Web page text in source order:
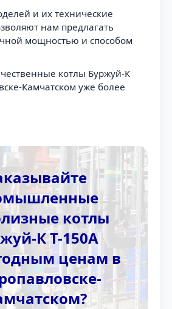
и их технические
нам предлагать
мощностью и способом
котлы Буржуй-К
Камчатском уже более
котлы
К Т-150А
ценам в